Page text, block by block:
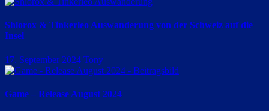
Shlorox & Tinkerleo Auswanderung von der Schweiz auf die
Insel
17. September 2024 Tony
Game – Release August 2024